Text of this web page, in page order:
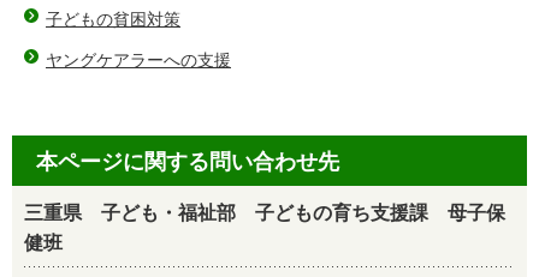
子どもの貧困対策
ヤングケアラーへの支援
本ページに関する問い合わせ先
三重県 子ども・福祉部 子どもの育ち支援課 母子保
健班